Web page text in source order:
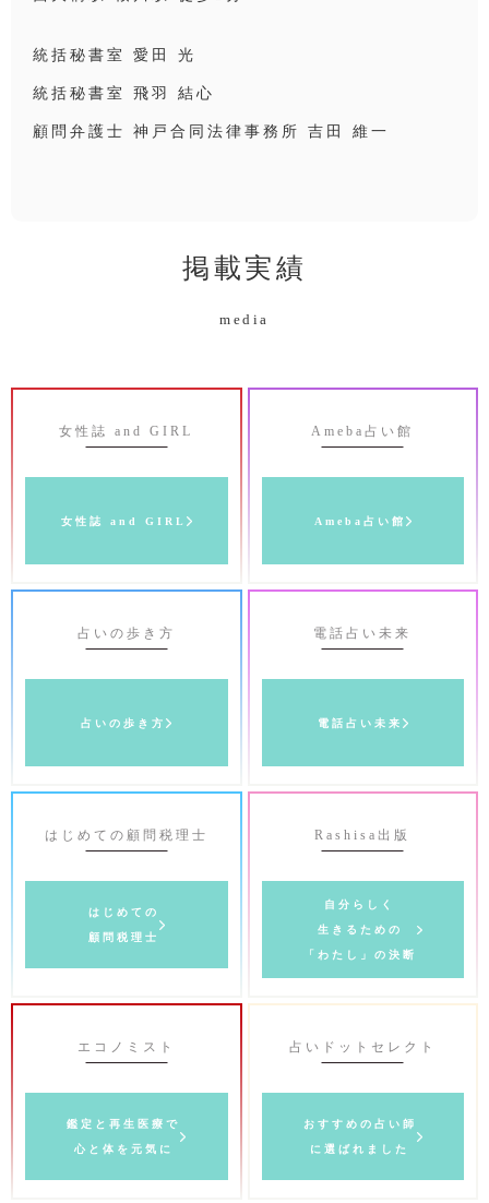
統括秘書室 愛田 光
統括秘書室 飛羽 結心
顧問弁護士 神戸合同法律事務所 吉田 維一
掲載実績
media
女性誌 and GIRL
女性誌 and GIRL
Ameba占い館
Ameba占い館
占いの歩き方
占いの歩き方
電話占い未来
電話占い未来
はじめての顧問税理士
はじめての
顧問税理士
Rashisa出版
自分らしく
生きるための
「わたし」の決断
エコノミスト
鑑定と再生医療で
心と体を元気に
占いドットセレクト
おすすめの占い師
に選ばれました